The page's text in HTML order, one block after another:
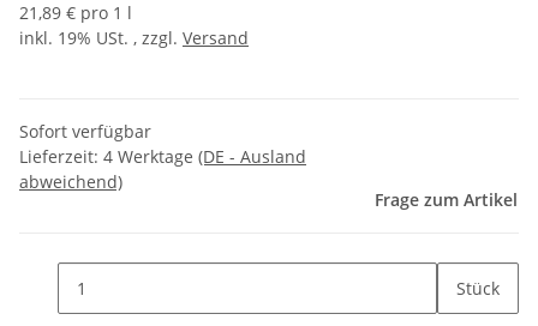
21,89 € pro 1 l
inkl. 19% USt. , zzgl. Versand
Sofort verfügbar
Lieferzeit: 4 Werktage (DE - Ausland
abweichend)
Frage zum Artikel
Stück